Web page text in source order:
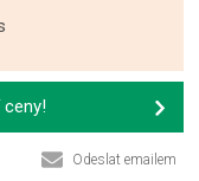
ceny!
Odeslat emailem